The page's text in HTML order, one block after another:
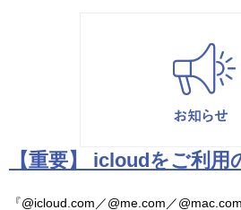
【重要】 icloudをご利用
『@icloud.com／@me.com／